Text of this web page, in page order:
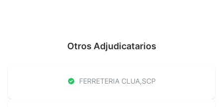
Otros Adjudicatarios
FERRETERIA CLUA,SCP